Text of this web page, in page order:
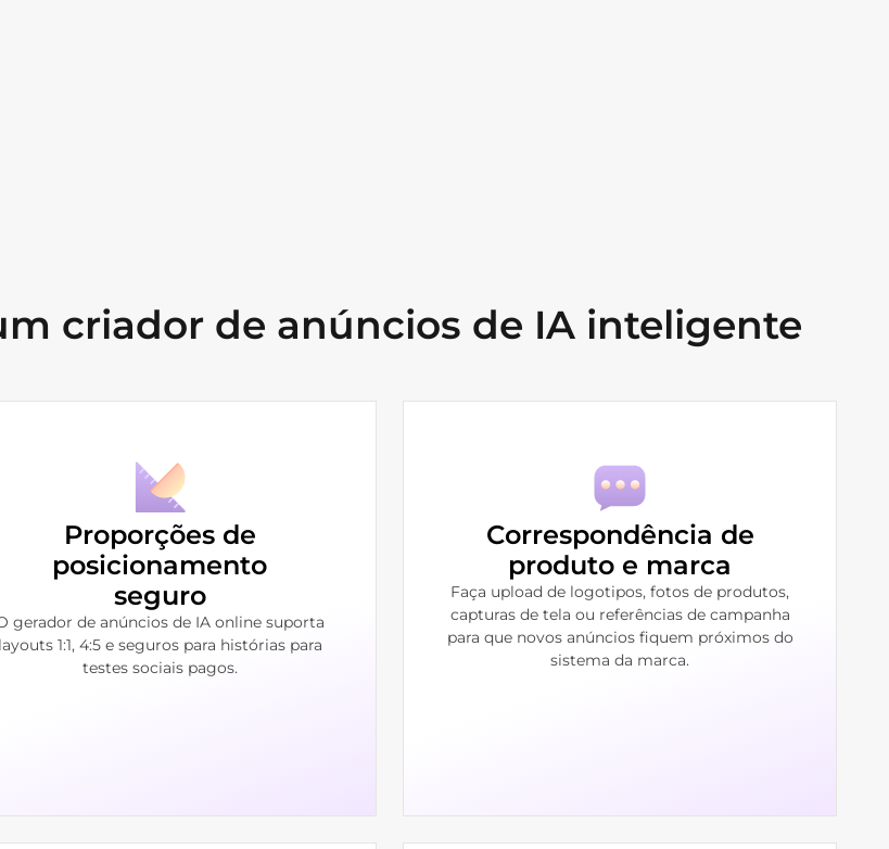
criador de anúncios de IA inteligente
Proporções de
posicionamento
seguro
gerador de anúncios de IA online suporta
layouts 1:1, 4:5 e seguros para histórias para
testes sociais pagos.
Correspondência de
produto e marca
Faça upload de logotipos, fotos de produtos,
capturas de tela ou referências de campanha
para que novos anúncios fiquem próximos do
sistema da marca.